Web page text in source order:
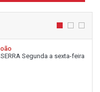
Segunda a sexta-feira